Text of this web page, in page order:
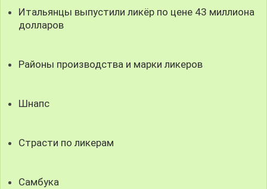
Итальянцы выпустили ликёр по цене 43 миллиона
долларов
Районы производства и марки ликеров
Шнапс
Страсти по ликерам
Самбука